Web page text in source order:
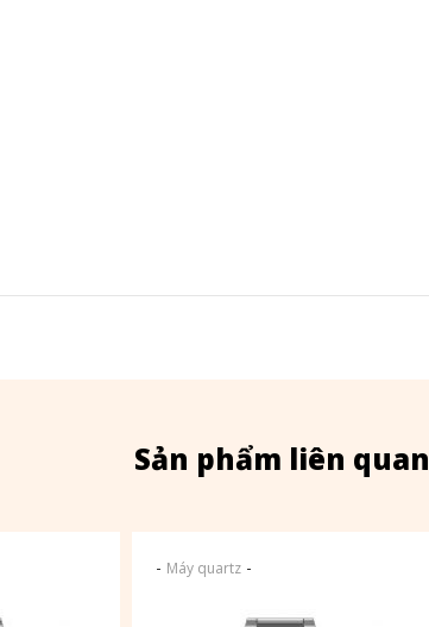
Sản phẩm liên quan
- Máy quartz-